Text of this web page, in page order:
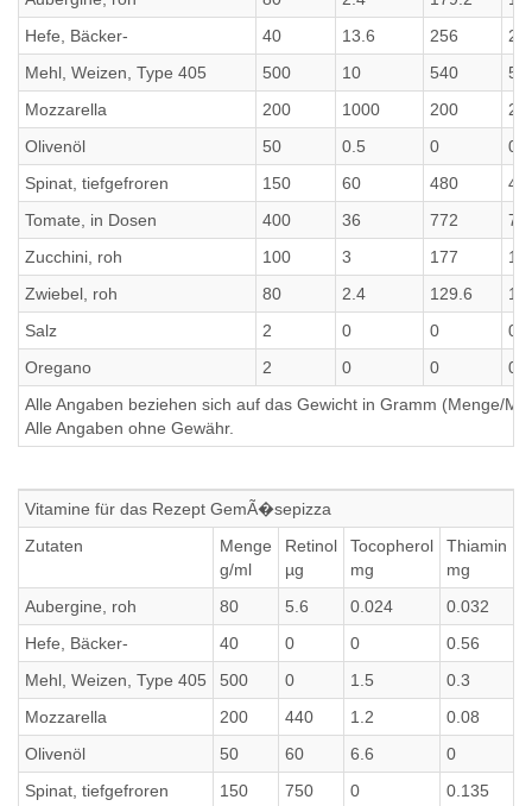
Hefe, Bäcker-
40 13.6 256
Mehl, Weizen, Type 405
500 10 540
Mozzarella
200 1000 200
Olivenöl
50 0.5 0
0
Spinat, tiefgefroren
150 60 480
Tomate, in Dosen
400 36 772
Zucchini, roh
100 3 177
Zwiebel, roh
80 2.4 129.6
Salz
2 0 0
0
Oregano
2 0 0
0
Alle Angaben beziehen sich auf das Gewicht in Gramm (Menge/
Alle Angaben ohne Gewähr.
Vitamine für das Rezept GemÃ�sepizza
Zutaten
Menge
g/ml
Retinol
µg
Tocopherol
mg
Thiamin
mg
Aubergine, roh
80 5.6 0.024 0.032
Hefe, Bäcker-
40 0 0 0.56
Mehl, Weizen, Type 405
500 0 1.5 0.3
Mozzarella
200 440 1.2 0.08
Olivenöl
50 60 6.6 0
Spinat, tiefgefroren
150 750 0 0.135